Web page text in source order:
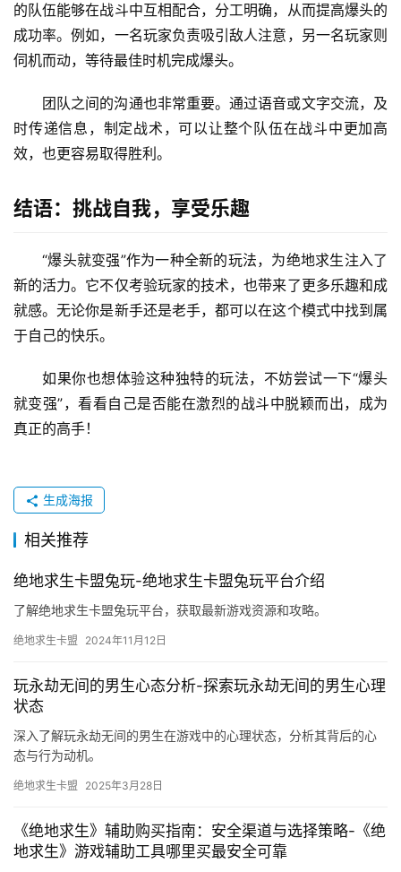
的队伍能够在战斗中互相配合，分工明确，从而提高爆头的
成功率。例如，一名玩家负责吸引敌人注意，另一名玩家则
伺机而动，等待最佳时机完成爆头。
团队之间的沟通也非常重要。通过语音或文字交流，及
时传递信息，制定战术，可以让整个队伍在战斗中更加高
效，也更容易取得胜利。
结语：挑战自我，享受乐趣
“爆头就变强”作为一种全新的玩法，为绝地求生注入了
新的活力。它不仅考验玩家的技术，也带来了更多乐趣和成
就感。无论你是新手还是老手，都可以在这个模式中找到属
于自己的快乐。
如果你也想体验这种独特的玩法，不妨尝试一下“爆头
就变强”，看看自己是否能在激烈的战斗中脱颖而出，成为
真正的高手！
生成海报
相关推荐
绝地求生卡盟兔玩-绝地求生卡盟兔玩平台介绍
了解绝地求生卡盟兔玩平台，获取最新游戏资源和攻略。
绝地求生卡盟 2024年11月12日
玩永劫无间的男生心态分析-探索玩永劫无间的男生心理
状态
深入了解玩永劫无间的男生在游戏中的心理状态，分析其背后的心
态与行为动机。
绝地求生卡盟 2025年3月28日
《绝地求生》辅助购买指南：安全渠道与选择策略-《绝
地求生》游戏辅助工具哪里买最安全可靠